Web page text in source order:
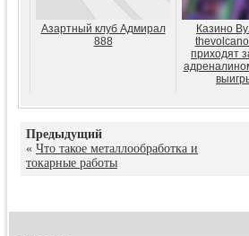
Азартный клуб Адмирал
888
Казино
приходят
Предыдущий
« Что такое металлообработка и
токарные работы